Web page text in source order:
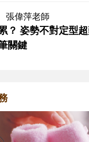
張偉萍老師
？ 姿勢不對定型超
關鍵